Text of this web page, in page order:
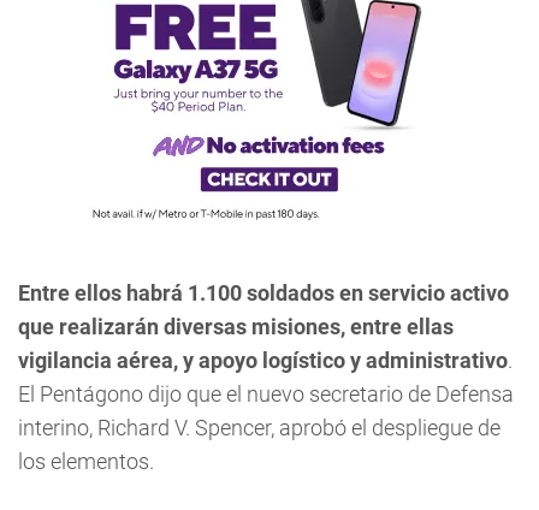
Entre ellos habrá 1.100 soldados en servicio activo
que realizarán diversas misiones, entre ellas
vigilancia aérea, y apoyo logístico y administrativo.
El Pentágono dijo que el nuevo secretario de Defensa
interino, Richard V. Spencer, aprobó el despliegue de
los elementos.